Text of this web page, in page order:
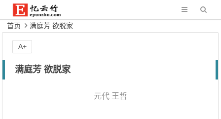
首页 满庭芳 欲脱家
满庭芳 欲脱家
元代 王哲
A+